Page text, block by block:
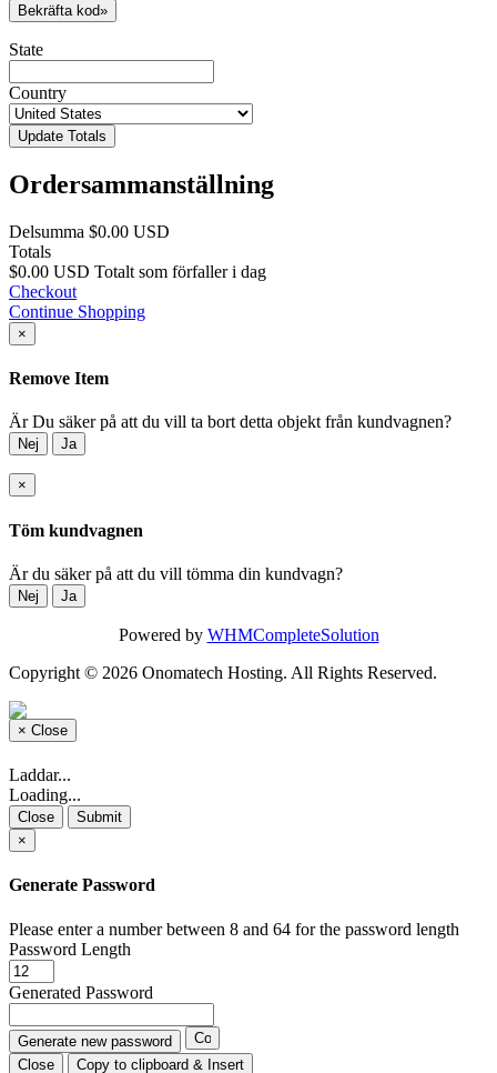
Bekräfta kod»
State
Country
Update Totals
Ordersammanställning
Delsumma $0.00 USD
Totals
$0.00 USD Totalt som förfaller i dag
Checkout
Continue Shopping
×
Remove Item
Är Du säker på att du vill ta bort detta objekt från kundvagnen?
Nej Ja
×
Töm kundvagnen
Är du säker på att du vill tömma din kundvagn?
Nej Ja
Powered by WHMCompleteSolution
Copyright © 2026 Onomatech Hosting. All Rights Reserved.
× Close
Laddar...
Loading...
Close
Submit
×
Generate Password
Please enter a number between 8 and 64 for the password length
Password Length
Generated Password
Generate new password
Close
Copy to clipboard & Insert